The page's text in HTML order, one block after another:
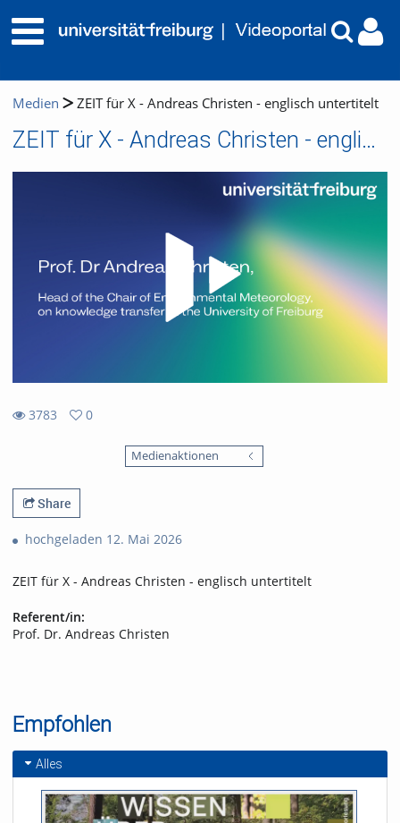
Medien ZEIT für X - Andreas Christen - englisch untertitelt
ZEIT für X - Andreas Christen - englisch untertitelt
3783
0
Medienaktionen
Share
hochgeladen 12. Mai 2026
ZEIT für X - Andreas Christen - englisch untertitelt
Referent/in:
Prof. Dr. Andreas Christen
Empfohlen
Alles